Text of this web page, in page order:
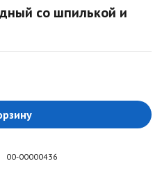
со шпилькой и
00-00000436